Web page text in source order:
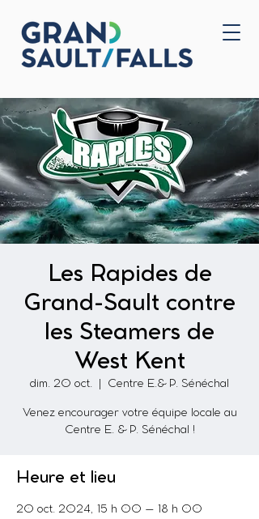
Accueil
Les Rapides de
Grand-Sault contre
les Steamers de
West Kent
dim. 20 oct. Centre E.& P. Sénéchal
Venez encourager votre équipe locale au
Centre E. & P. Sénéchal !
Heure et lieu
20 oct. 2024, 15 h 00 – 18 h 00